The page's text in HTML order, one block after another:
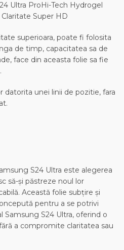
Ultra ProHi-Tech Hydrogel
Super HD
superioara, poate fi folosita
de timp, capacitatea sa de
face din aceasta folie sa fie
unei linii de pozitie, fara
S24 Ultra este alegerea
să-și păstreze noul lor
Această folie subțire și
pentru a se potrivi
Samsung S24 Ultra, oferind o
a compromite claritatea sau